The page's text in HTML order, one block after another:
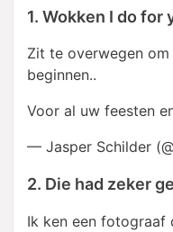
1. Wokken I do for
Zit te overwegen
beginnen..
Voor al uw feesten
— Jasper Schilder
2. Die had zeker
Ik ken een fotograaf